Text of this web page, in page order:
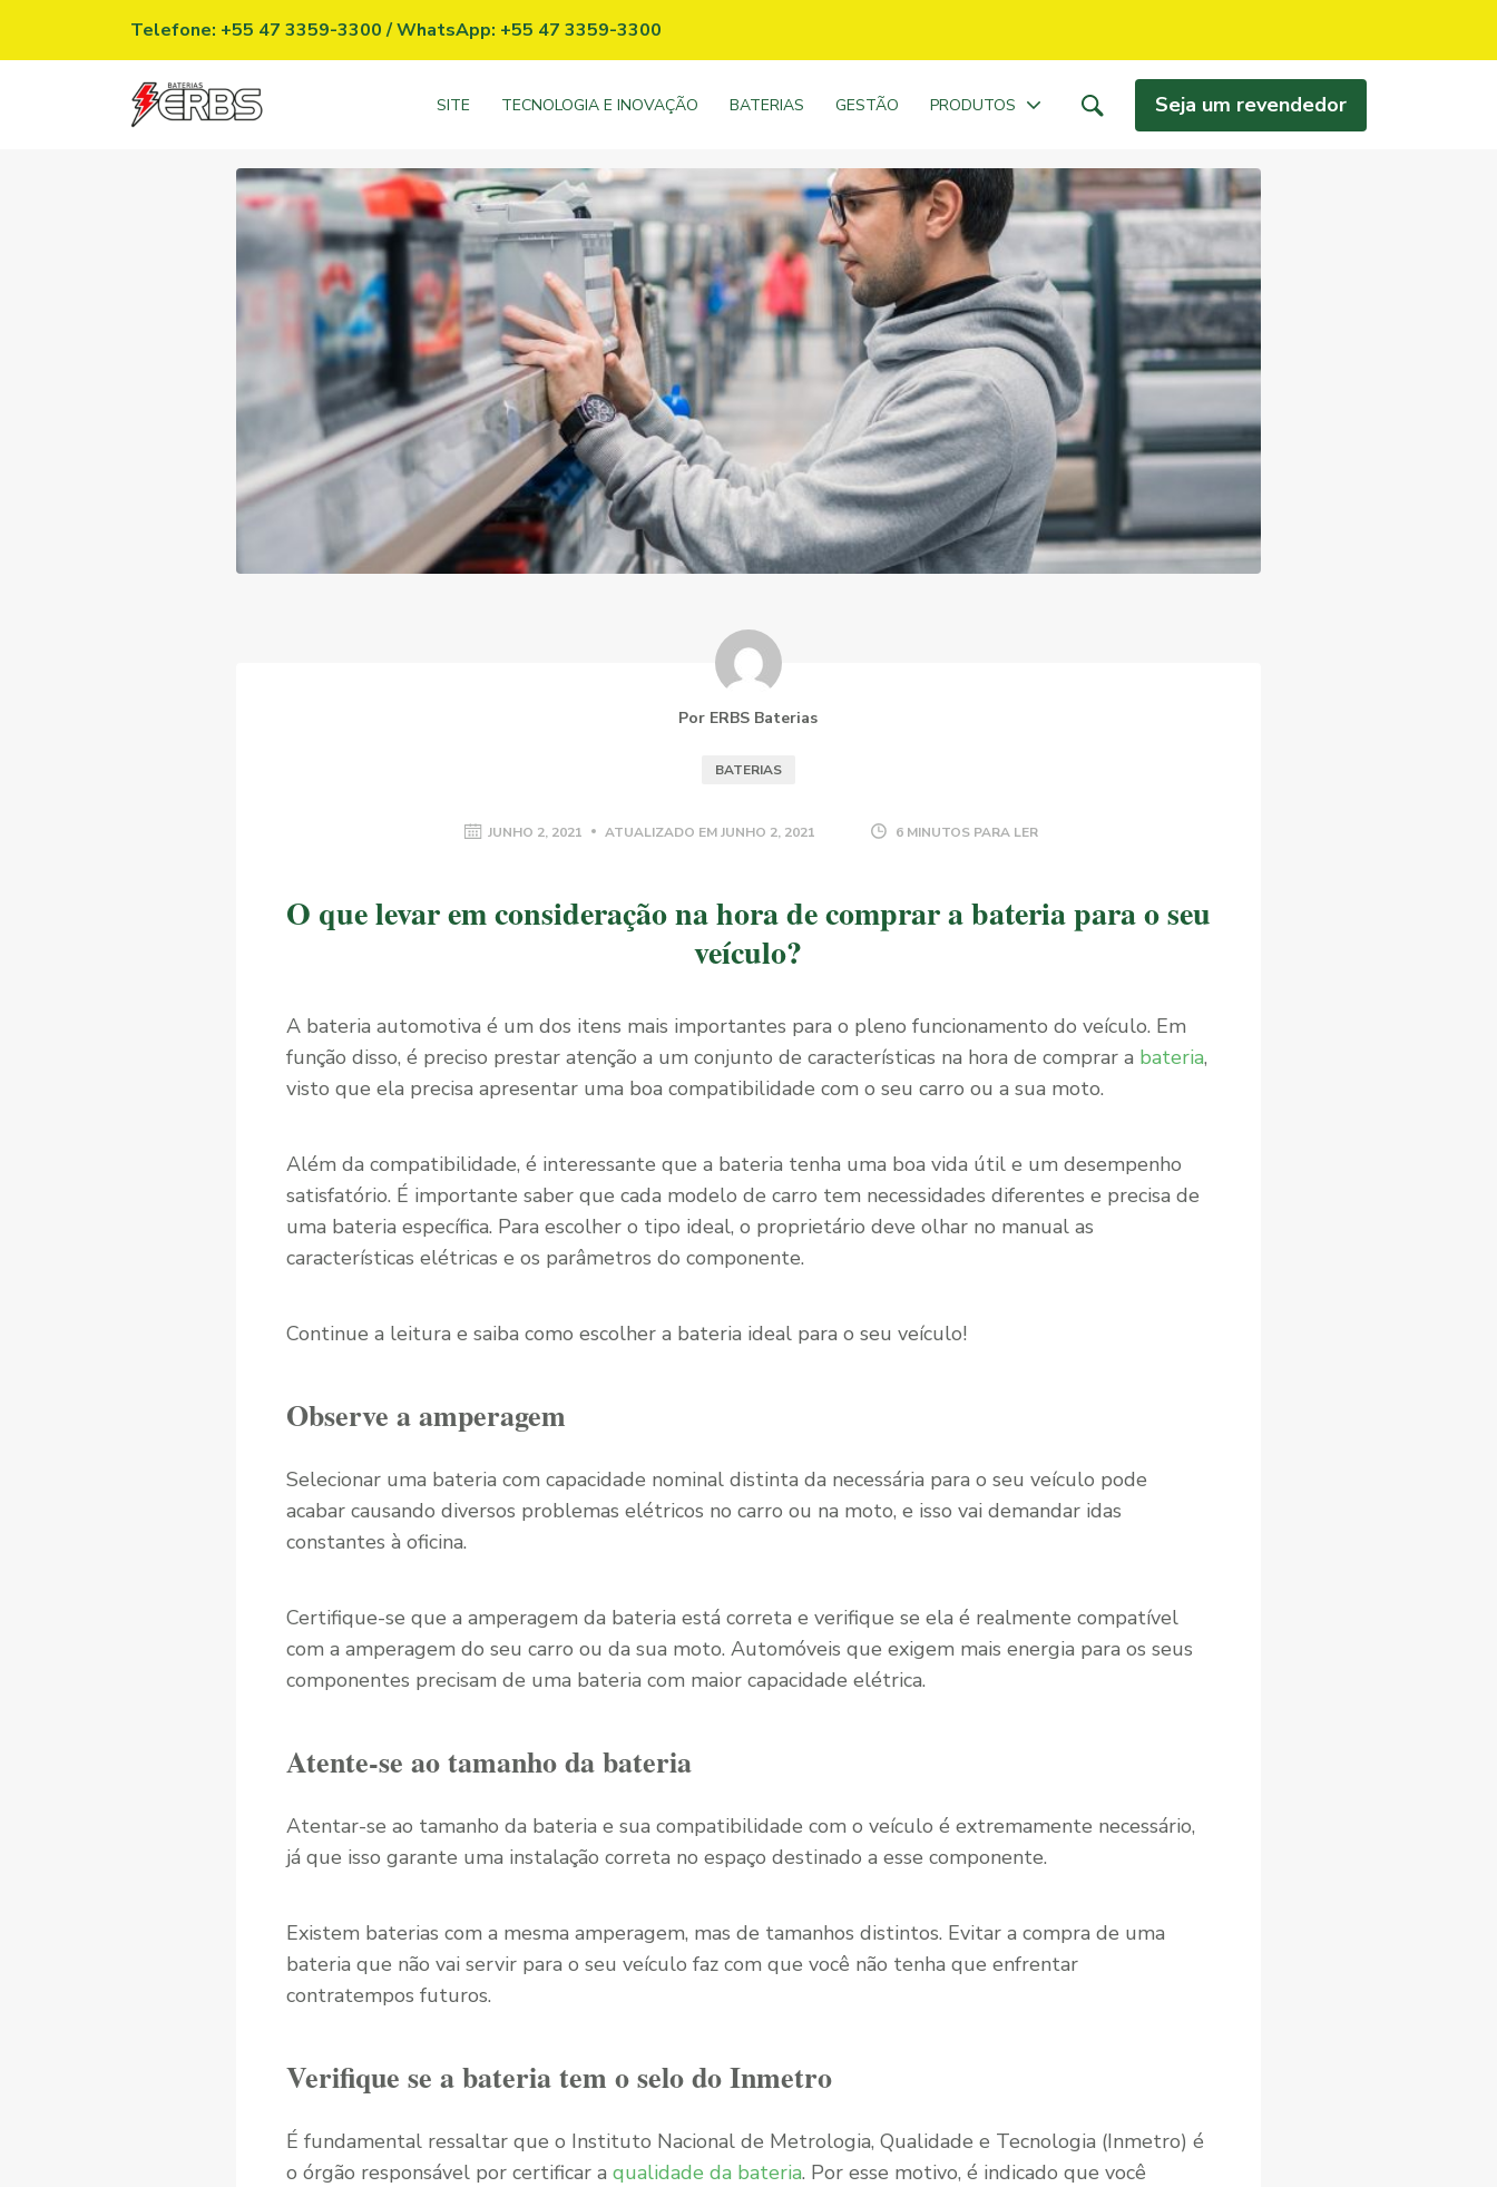
Telefone: +55 47 3359-3300/WhatsApp: +55 47 3359-3300
SITE TECNOLOGIA E INOVAÇÃO BATERIAS GESTÃO PRODUTOS Seja um revendedor
Por ERBS Baterias
BATERIAS
JUNHO 2, 2021 ATUALIZADO EMJUNHO 2, 2021 6 MINUTOS PARA LER
O que levar em consideração na hora de comprar a bateria para o seu
veículo?
A bateria automotiva é um dos itens mais importantes para o pleno funcionamento do veículo. Em
função disso, é preciso prestar atenção a um conjunto de características na hora de comprar a bateria,
visto que ela precisa apresentar uma boa compatibilidade com o seu carro ou a sua moto.
Além da compatibilidade, é interessante que a bateria tenha uma boa vida útil e um desempenho
satisfatório. É importante saber que cada modelo de carro tem necessidades diferentes e precisa de
uma bateria específica. Para escolher o tipo ideal, o proprietário deve olhar no manual as
características elétricas e os parâmetros do componente.
Continue a leitura e saiba como escolher a bateria ideal para o seu veículo!
Observe a amperagem
Selecionar uma bateria com capacidade nominal distinta da necessária para o seu veículo pode
acabar causando diversos problemas elétricos no carro ou na moto, e isso vai demandar idas
constantes à oficina.
Certifique-se que a amperagem da bateria está correta e verifique se ela é realmente compatível
com a amperagem do seu carro ou da sua moto. Automóveis que exigem mais energia para os seus
componentes precisam de uma bateria com maior capacidade elétrica.
Atente-se ao tamanho da bateria
Atentar-se ao tamanho da bateria e sua compatibilidade com o veículo é extremamente necessário,
já que isso garante uma instalação correta no espaço destinado a esse componente.
Existem baterias com a mesma amperagem, mas de tamanhos distintos. Evitar a compra de uma
bateria que não vai servir para o seu veículo faz com que você não tenha que enfrentar
contratempos futuros.
Verifique se a bateria tem o selo do Inmetro
É fundamental ressaltar que o Instituto Nacional de Metrologia, Qualidade e Tecnologia (Inmetro) é
o órgão responsável por certificar a qualidade da bateria. Por esse motivo, é indicado que você